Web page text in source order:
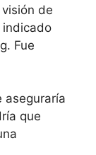
de
indicado
Fue
aseguraría
que